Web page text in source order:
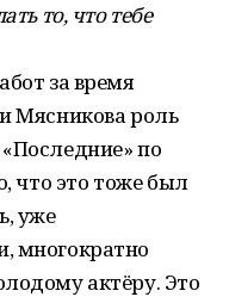
то, что тебе
за время
Мясникова роль
по
что это тоже был
уже
многократно
актёру. Это